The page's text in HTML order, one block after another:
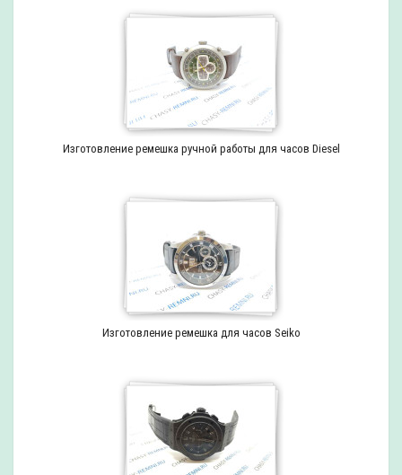
Изготовление ремешка ручной работы для часов Diesel
Изготовление ремешка для часов Seiko